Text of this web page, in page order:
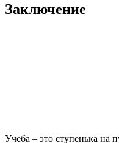
Заключение
Учеба – это ступенька на